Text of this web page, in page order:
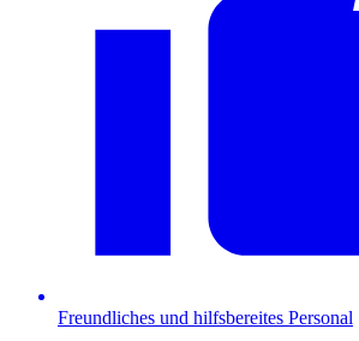
Freundliches und hilfsbereites Personal